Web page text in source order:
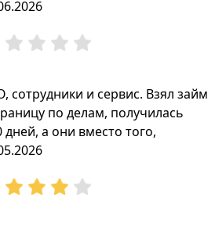
и сервис. Взял займ
по делам, получилась
дней, а они вместо того,